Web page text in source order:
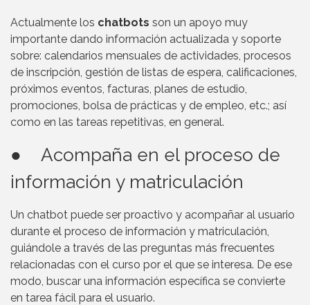
Actualmente los chatbots son un apoyo muy
importante dando información actualizada y soporte
sobre: calendarios mensuales de actividades, procesos
de inscripción, gestión de listas de espera, calificaciones,
próximos eventos, facturas, planes de estudio,
promociones, bolsa de prácticas y de empleo, etc.; así
como en las tareas repetitivas, en general.
● Acompaña en el proceso de
información y matriculación
Un chatbot puede ser proactivo y acompañar al usuario
durante el proceso de información y matriculación,
guiándole a través de las preguntas más frecuentes
relacionadas con el curso por el que se interesa. De ese
modo, buscar una información específica se convierte
en tarea fácil para el usuario.